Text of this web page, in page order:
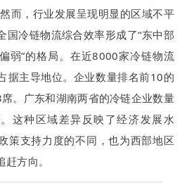
而，行业发展呈现明显的区域不平
国冷链物流综合效率形成了“东中部
弱”的格局。在近8000家冷链物流
据主导地位。企业数量排名前10的
。广东和湖南两省的冷链企业数量
这种区域差异反映了经济发展水
策支持力度的不同，也为西部地区
方向。